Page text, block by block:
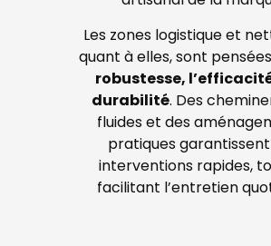
Les zones logistique et
quant à elles, sont
robustesse,
durabilité. Des
fluides et des
pratiques
interventions rapides,
facilitant l’entretien